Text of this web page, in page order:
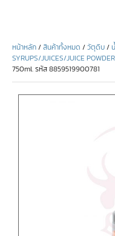
หน้าหลัก/สินค้าทั้งหมด /วัตุดิบ/
SYRUPS/JUICES/JUICE POWDER
750ml. รหัส 8859519900781